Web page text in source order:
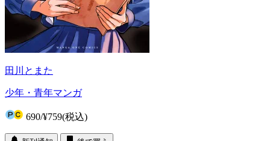
田川とまた
少年・青年マンガ
690/¥759(税込)